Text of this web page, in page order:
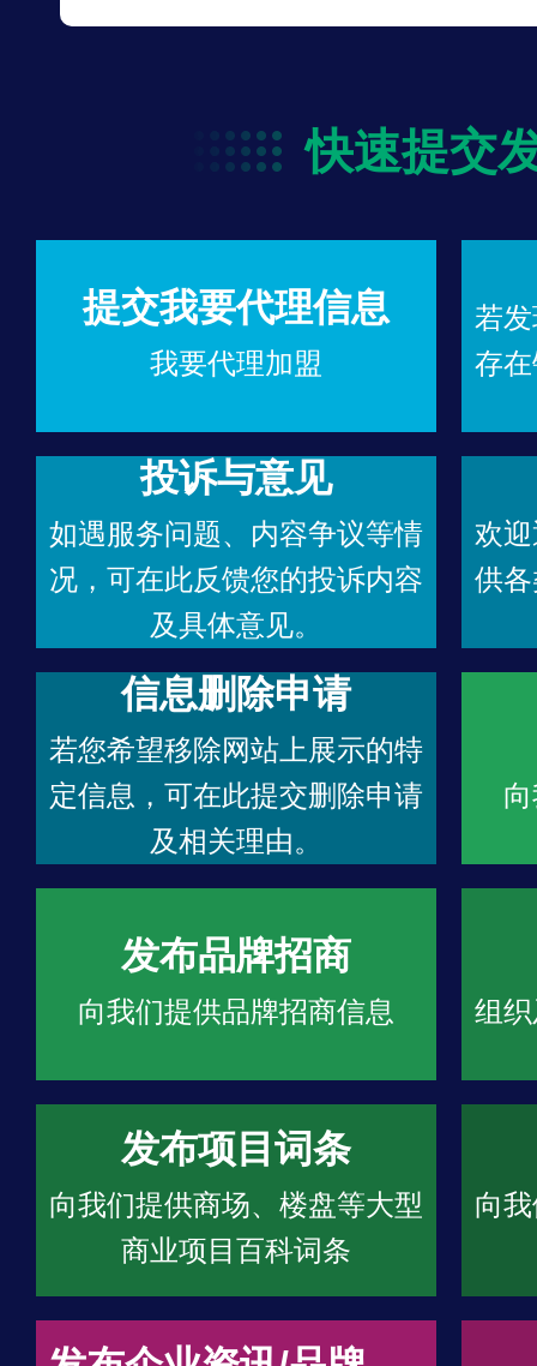
快速提交
提交我要代理信息
我要代理加盟
若
存
投诉与意见
如遇服务问题、内容争议等情
况，可在此反馈您的投诉内容
及具体意见。
欢
供
信息删除申请
若您希望移除网站上展示的特
定信息，可在此提交删除申请
及相关理由。
发布品牌招商
向我们提供品牌招商信息 组
发布项目词条
向我们提供商场、楼盘等大型
商业项目百科词条
向